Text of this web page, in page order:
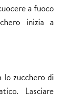
a fuoco
inizia a
zucchero di
Lasciare